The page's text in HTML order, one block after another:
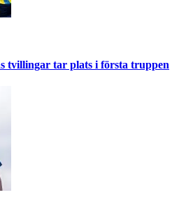
tvillingar tar plats i första truppen